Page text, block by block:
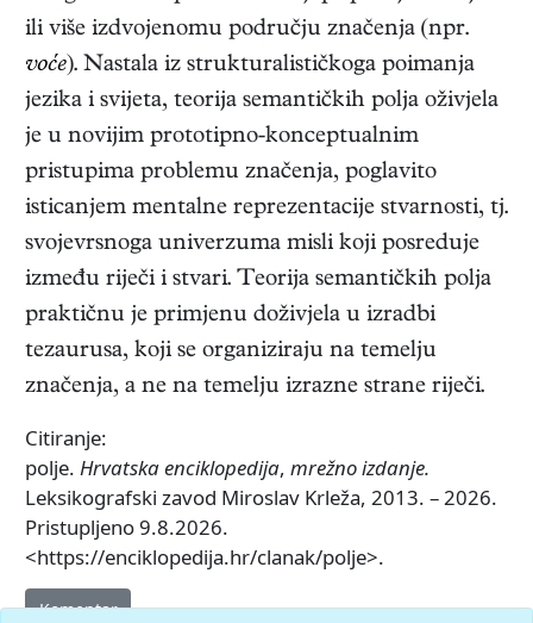
ili više izdvojenomu području značenja (npr.
voće). Nastala iz strukturalističkoga poimanja
jezika i svijeta, teorija semantičkih polja oživjela
je u novijim prototipno-konceptualnim
pristupima problemu značenja, poglavito
isticanjem mentalne reprezentacije stvarnosti, tj.
svojevrsnoga univerzuma misli koji posreduje
između riječi i stvari. Teorija semantičkih polja
praktičnu je primjenu doživjela u izradbi
tezaurusa, koji se organiziraju na temelju
značenja, a ne na temelju izrazne strane riječi.
Citiranje:
polje. Hrvatska enciklopedija, mrežno izdanje.
Leksikografski zavod Miroslav Krleža, 2013. – 2026.
Pristupljeno 9.8.2026.
<https://enciklopedija.hr/clanak/polje>.
Komentar